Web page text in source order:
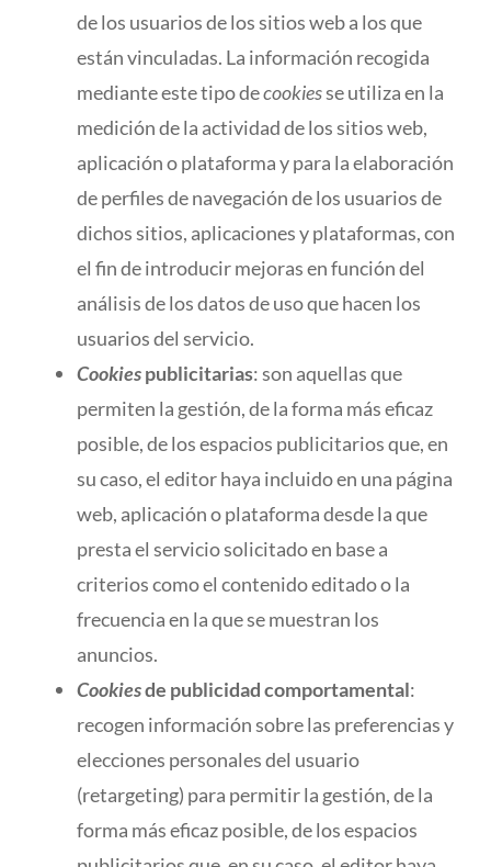
de los usuarios de los sitios web a los que
están vinculadas. La información recogida
mediante este tipo decookiesse utiliza en la
medición de la actividad de los sitios web,
aplicación o plataforma y para la elaboración
de perfiles de navegación de los usuarios de
dichos sitios, aplicaciones y plataformas, con
el fin de introducir mejoras en función del
análisis de los datos de uso que hacen los
usuarios del servicio.
Cookiespublicitarias: son aquellas que
permiten la gestión, de la forma más eficaz
posible, de los espacios publicitarios que, en
su caso, el editor haya incluido en una página
web, aplicación o plataforma desde la que
presta el servicio solicitado en base a
criterios como el contenido editado o la
frecuencia en la que se muestran los
anuncios.
Cookiesde publicidad comportamental:
recogen información sobre las preferencias y
elecciones personales del usuario
(retargeting) para permitir la gestión, de la
forma más eficaz posible, de los espacios